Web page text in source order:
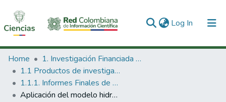
Log In (current)
Communities & Collections
All of DSpace
Statistics
Home
1. Investigación Financiada con Recursos Públicos
1.1 Productos de investigación
1.1.1. Informes Finales de Proyectos de Investigación
Aplicación del modelo hidrológico swat (soil and water assessment tool), para la evaluación del efecto de la cobertura del suelo sobre el comportamiento de la producción de caudales sólidos y líquidos en la subcuenca de la quebrada Aguamona, cuenca alta del rio Dagua Valle del Cauca, Colombia